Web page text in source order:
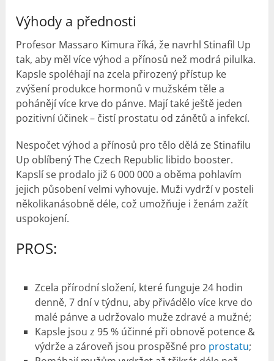
Výhody a přednosti
Profesor Massaro Kimura říká, že navrhl Stinafil Up
tak, aby měl více výhod a přínosů než modrá pilulka.
Kapsle spoléhají na zcela přirozený přístup ke
zvýšení produkce hormonů v mužském těle a
pohánějí více krve do pánve. Mají také ještě jeden
pozitivní účinek – čistí prostatu od zánětů a infekcí.
Nespočet výhod a přínosů pro tělo dělá ze Stinafilu
Up oblíbený The Czech Republic libido booster.
Kapslí se prodalo již 6 000 000 a oběma pohlavím
jejich působení velmi vyhovuje. Muži vydrží v posteli
několikanásobně déle, což umožňuje i ženám zažít
uspokojení.
PROS:
Zcela přírodní složení, které funguje 24 hodin
denně, 7 dní v týdnu, aby přivádělo více krve do
malé pánve a udržovalo muže zdravé a mužné;
Kapsle jsou z 95 % účinné při obnově potence &
výdrže a zároveň jsou prospěšné pro prostatu;